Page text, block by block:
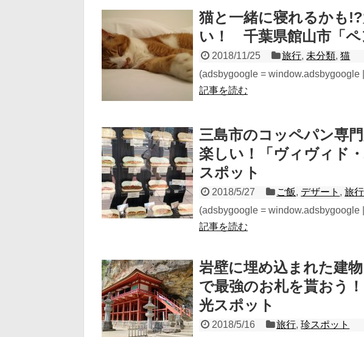
猫と一緒に寝れるかも
い！ 千葉県館山市「ペ
2018/11/25 旅行, 未分類,猫
(adsbygoogle = window.adsbygoogle
記事を読む
三島市のコッペパン専
楽しい！「ヴィヴィド
スポット
2018/5/27 ご飯, デザート ,旅行
(adsbygoogle = window.adsbygoogle
記事を読む
岩壁に埋め込まれた建物
で最強のお札を貰おう
光スポット
2018/5/16 旅行,珍スポット